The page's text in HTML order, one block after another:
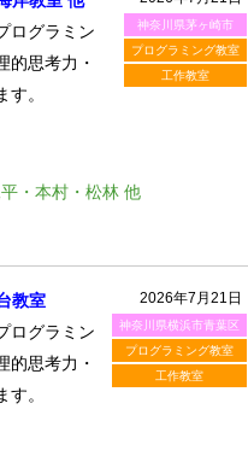
神奈川県茅ヶ崎市
プログラミング教室
工作教室
ログラミン
的思考力・
。
・本村・松林 他
2026年7月21日
神奈川県横浜市青葉区
プログラミング教室
工作教室
教室
ログラミン
的思考力・
。